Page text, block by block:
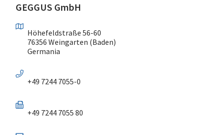
GEGGUS GmbH
Höhefeldstraße 56-60
76356 Weingarten (Baden)
Germania
+49 7244 7055-0
+49 7244 7055 80